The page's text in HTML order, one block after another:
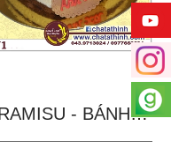
TIRAMISU - BÁNH TẶNG...